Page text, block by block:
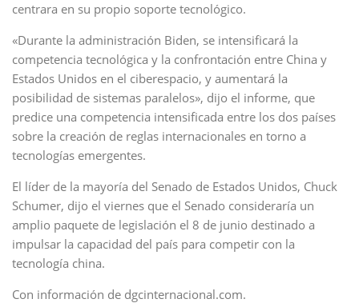
centrara en su propio soporte tecnológico.
«Durante la administración Biden, se intensificará la
competencia tecnológica y la confrontación entre China y
Estados Unidos en el ciberespacio, y aumentará la
posibilidad de sistemas paralelos», dijo el informe, que
predice una competencia intensificada entre los dos países
sobre la creación de reglas internacionales en torno a
tecnologías emergentes.
El líder de la mayoría del Senado de Estados Unidos, Chuck
Schumer, dijo el viernes que el Senado consideraría un
amplio paquete de legislación el 8 de junio destinado a
impulsar la capacidad del país para competir con la
tecnología china.
Con información de dgcinternacional.com.